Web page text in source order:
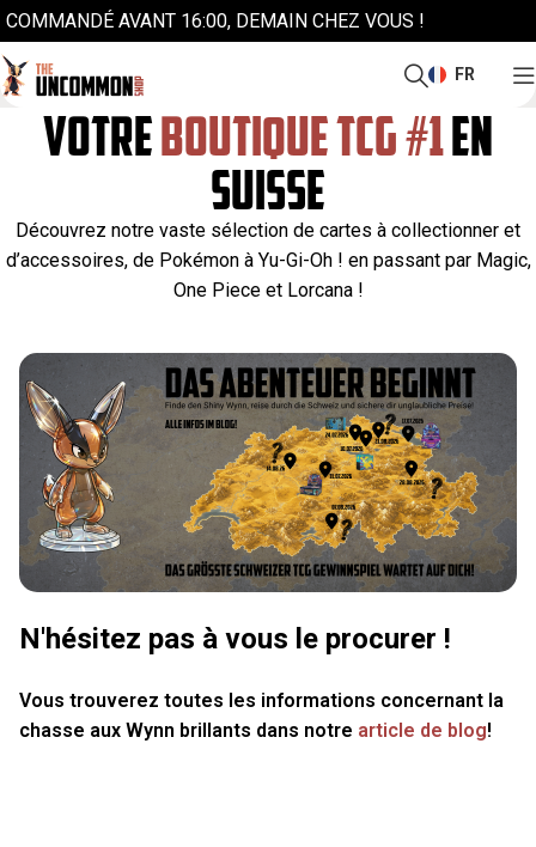
COMMANDÉ AVANT 16:00, DEMAIN CHEZ VOUS !
FR
VOTREBOUTIQUE TCG #1EN
SUISSE
Découvrez notre vaste sélection de cartes à collectionner et
d’accessoires, de Pokémon à Yu-Gi-Oh ! en passant par Magic,
One Piece et Lorcana !
N'hésitez pas à vous le procurer !
Vous trouverez toutes les informations concernant la
chasse aux Wynn brillants dans notre article de blog!